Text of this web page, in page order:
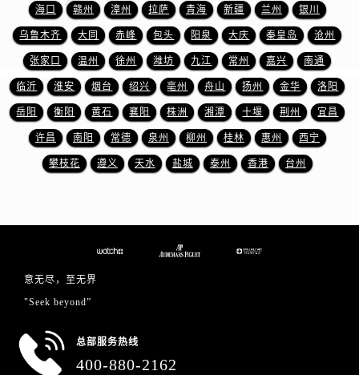
福建省南平市建阳区人民西路爱彼售后服务中心（需提前预约）
福建省宁德市蕉城区天湖东路爱彼售后服务中心（需提前预约）
福建省莆田市城厢区霞林街道荔华东大道爱彼售后服务中心（需提前预约）
福建省三明市三元区东乾二路爱彼售后服务中心（需提前预约）
福建省漳州市龙文区步港路爱彼售后服务中心（需提前预约）
江苏省常州市新北区龙锦路1590号现代传媒中心5号楼10层1008室爱彼售后服务中心（需提前预约）
江苏省淮安市清江浦区淮海北路爱彼售后服务中心（需提前预约）
海口 赣州 漳州 拉萨 青海 新疆 兰州 银川
乌鲁木齐 大同 赤峰 包头 阳泉 大庆 秦皇岛 沧州
张家口 温州 徐州 潍坊 九江 常州 嘉兴 南通
临沂 淮安 烟台 绍兴 亳州 舟山 扬州 金华 洛阳
岳阳 衡阳 黄石 襄阳 株洲 湘潭 十堰 荆州 宜昌
许昌 南阳 常德 泉州 柳州 桂林 惠州 西宁
攀枝花 遵义 天水 盐城 泰州 香港 台州
意无尽，至无界
"Seek beyond”
总部服务热线
400-880-2162